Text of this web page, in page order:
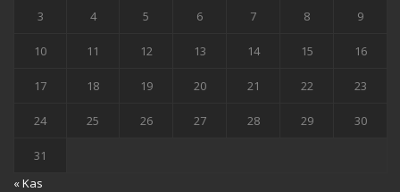
3 4 5 6 7 8 9
10 11 12 13 14 15 16
17 18 19 20 21 22 23
24 25 26 27 28 29 30
31
« Kas